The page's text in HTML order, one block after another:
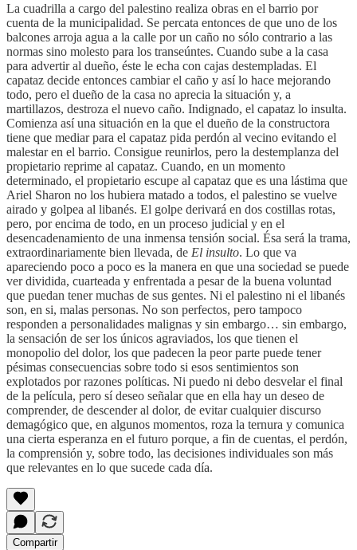
La cuadrilla a cargo del palestino realiza obras en el barrio por
cuenta de la municipalidad. Se percata entonces de que uno de los
balcones arroja agua a la calle por un caño no sólo contrario a las
normas sino molesto para los transeúntes. Cuando sube a la casa
para advertir al dueño, éste le echa con cajas destempladas. El
capataz decide entonces cambiar el caño y así lo hace mejorando
todo, pero el dueño de la casa no aprecia la situación y, a
martillazos, destroza el nuevo caño. Indignado, el capataz lo insulta.
Comienza así una situación en la que el dueño de la constructora
tiene que mediar para el capataz pida perdón al vecino evitando el
malestar en el barrio. Consigue reunirlos, pero la destemplanza del
propietario reprime al capataz. Cuando, en un momento
determinado, el propietario escupe al capataz que es una lástima que
Ariel Sharon no los hubiera matado a todos, el palestino se vuelve
airado y golpea al libanés. El golpe derivará en dos costillas rotas,
pero, por encima de todo, en un proceso judicial y en el
desencadenamiento de una inmensa tensión social. Ésa será la trama,
extraordinariamente bien llevada, de El insulto. Lo que va
apareciendo poco a poco es la manera en que una sociedad se puede
ver dividida, cuarteada y enfrentada a pesar de la buena voluntad
que puedan tener muchas de sus gentes. Ni el palestino ni el libanés
son, en si, malas personas. No son perfectos, pero tampoco
responden a personalidades malignas y sin embargo… sin embargo,
la sensación de ser los únicos agraviados, los que tienen el
monopolio del dolor, los que padecen la peor parte puede tener
pésimas consecuencias sobre todo si esos sentimientos son
explotados por razones políticas. Ni puedo ni debo desvelar el final
de la película, pero sí deseo señalar que en ella hay un deseo de
comprender, de descender al dolor, de evitar cualquier discurso
demagógico que, en algunos momentos, roza la ternura y comunica
una cierta esperanza en el futuro porque, a fin de cuentas, el perdón,
la comprensión y, sobre todo, las decisiones individuales son más
que relevantes en lo que sucede cada día.
Compartir